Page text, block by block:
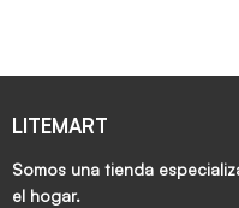
LITEMART
Somos una tienda
el hogar.